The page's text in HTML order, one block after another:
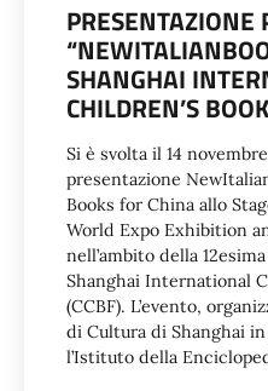
PRESENTAZIONE
SHANGHAI
CHILDREN’S
Si è svolta il 14
presentazione
Books for China allo
World Expo Exhibition
nell’ambito della
Shanghai International
(CCBF). L’evento,
di Cultura di Shanghai
l’Istituto della